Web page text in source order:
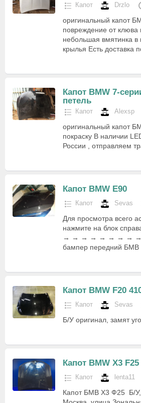
Капот Drzlo
оригинальный капот
повреждение от клюва
небольшая вмятинка в
крылья Есть доставка
Капот BMW 7-
петель
Капот Alexsp
оригинальный капот
покраску В наличии
России , отправляем
Капот BMW E90
Капот Sevas
Для просмотра всего
нажмите на блок
→ → → → → → → → → → →
бампер передний БМВ
Капот BMW F20
Капот Sevas
Б/У оригинал, замят
Капот BMW X3 F25
Капот lenta11
Капот БМВ Х3 Ф25 Б/У,